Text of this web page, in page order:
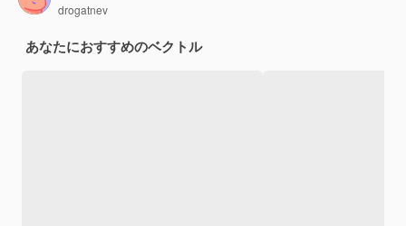
drogatnev
あなたにおすすめのベクトル